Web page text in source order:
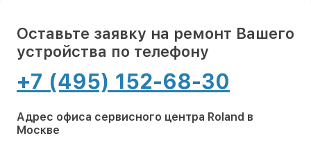
Оставьте заявку на ремонт Вашего
устройства по телефону
+7 (495) 152-68-30
Адрес офиса сервисного центра Roland в
Москве